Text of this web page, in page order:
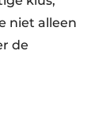
niet alleen
de